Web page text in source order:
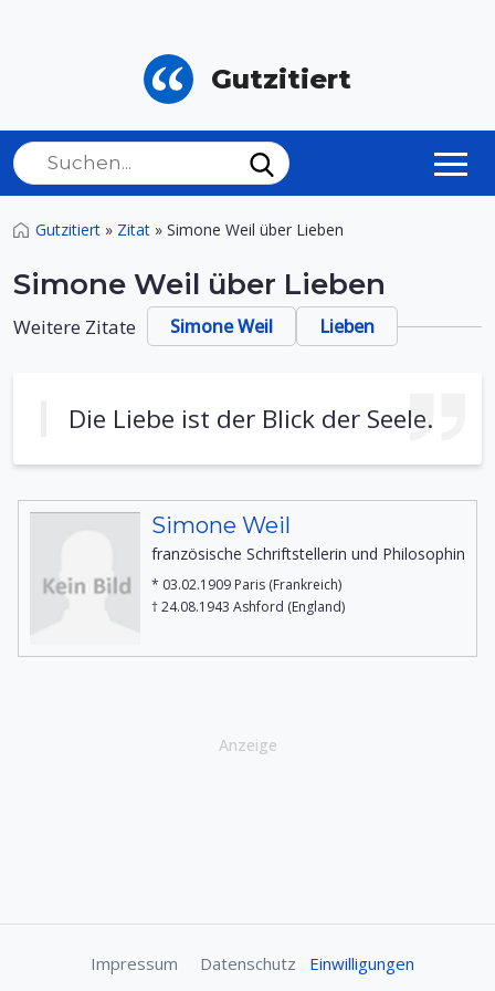
Gutzitiert
Gutzitiert » Zitat » Simone Weil über Lieben
Simone Weil über Lieben
Weitere Zitate Simone Weil Lieben
Die Liebe ist der Blick der Seele.
Simone Weil
französische Schriftstellerin und Philosophin
* 03.02.1909 Paris (Frankreich)
† 24.08.1943 Ashford (England)
Anzeige
Impressum Datenschutz Einwilligungen